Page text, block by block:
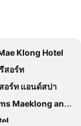
Klong Hotel
สอร์ท
อร์ท แอนด์สปา
and Services Apartment